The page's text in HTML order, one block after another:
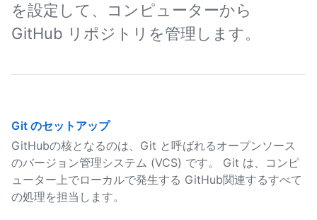
を設定して、コンピューターから
GitHub リポジトリを管理します。
Git のセットアップ
GitHubの核となるのは、Git と呼ばれるオープンソース
のバージョン管理システム (VCS) です。 Git は、コンピ
ューター上でローカルで発生する GitHub関連するすべて
の処理を担当します。